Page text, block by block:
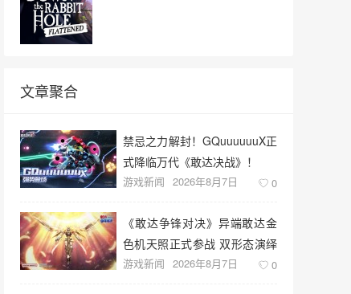
文章聚合
禁忌之力解封！GQuuuuuuX正
式降临万代《敢达决战》！
游戏新闻 2026年8月7日 0
《敢达争锋对决》异端敢达金
色机天照正式参战 双形态演绎
空中战技
游戏新闻 2026年8月7日 0